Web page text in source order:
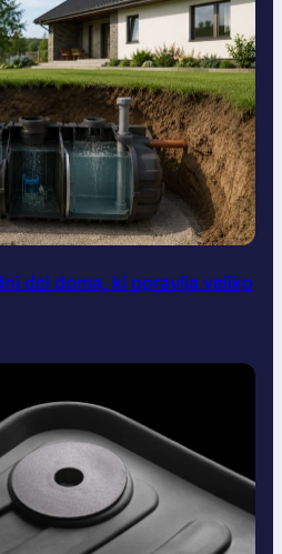
del doma, ki opravlja veliko